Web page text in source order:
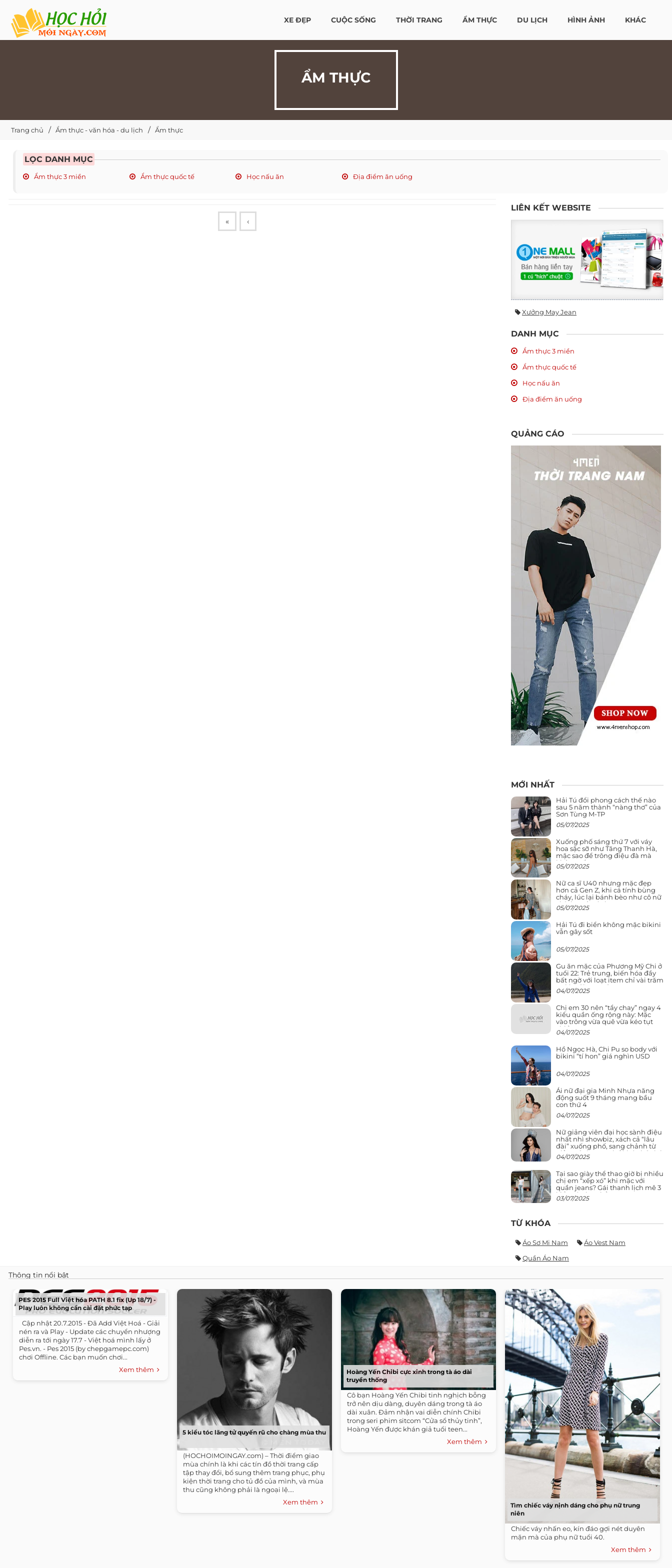
XE ĐẸP CUỘC SỐNG THỜI TRANG ẨM THỰC DU LỊCH HÌNH ẢNH KHÁC
ẨM THỰC
Trang chủ Ẩm thực - văn hóa - du lịch Ẩm thực
LỌC DANH MỤC
Ẩm thực 3 miền Ẩm thực quốc tế Học nấu ăn Địa điểm ăn uống
« ‹
LIÊN KẾT WEBSITE
Xưởng May Jean
DANH MỤC
Ẩm thực 3 miền
Ẩm thực quốc tế
Học nấu ăn
Địa điểm ăn uống
QUẢNG CÁO
MỚI NHẤT
Hải Tú đổi phong cách thế nào
sau 5 năm thành “nàng thơ” của
Sơn Tùng M-TP
05/07/2025
Xuống phố sáng thứ 7 với váy
hoa sặc sỡ như Tăng Thanh Hà,
mặc sao để trông điệu đà mà
không sến
05/07/2025
Nữ ca sĩ U40 nhưng mặc đẹp
hơn cả Gen Z, khi cá tính bùng
cháy, lúc lại bánh bèo như cô nữ
chính ngôn tình
05/07/2025
Hải Tú đi biển không mặc bikini
vẫn gây sốt
05/07/2025
Gu ăn mặc của Phương Mỹ Chi ở
tuổi 22: Trẻ trung, biến hóa đầy
bất ngờ với loạt item chỉ vài trăm
nghìn đã mua được
04/07/2025
Chị em 30 nên “tẩy chay” ngay 4
kiểu quần ống rộng này: Mặc
vào trông vừa quê vừa kéo tụt
chiều cao
04/07/2025
Hồ Ngọc Hà, Chi Pu so body với
bikini “tí hon” giá nghìn USD
04/07/2025
Ái nữ đại gia Minh Nhựa năng
động suốt 9 tháng mang bầu
con thứ 4
04/07/2025
Nữ giảng viên đại học sành điệu
nhất nhì showbiz, xách cả “lâu
đài” xuống phố, sang chảnh từ
giảng đường ra phố khó ai đọ lại
04/07/2025
Tại sao giày thể thao giờ bị nhiều
chị em “xếp xó” khi mặc với
quần jeans? Gái thanh lịch mê 3
kiểu này hơn hẳn
03/07/2025
TỪ KHÓA
Áo Sơ Mi Nam
Áo Vest Nam
Quần Áo Nam
Thông tin nổi bật
PES 2015 Full Việt hóa PATH 8.1 fix (Up 18/7) -
Play luôn không cần cài đặt phức tạp
​ ​ Cập nhật 20.7.2015 - Đã Add Việt Hoá - Giải
nén ra và Play - Update các chuyển nhượng
diễn ra tới ngày 17.7 - Việt hoá mình lấy ở
Pes.vn. - Pes 2015 (by chepgamepc.com)
chơi Offline. Các bạn muốn chơi...
Xem thêm
5 kiểu tóc lãng tử quyến rũ cho chàng mùa thu
(HOCHOIMOINGAY.com) – Thời điểm giao
mùa chính là khi các tín đồ thời trang cấp
tập thay đổi, bổ sung thêm trang phục, phụ
kiện thời trang cho tủ đồ của mình, và mùa
thu cũng không phải là ngoại lệ....
Xem thêm
Hoàng Yến Chibi cực xinh trong tà áo dài
truyền thống
Cô bạn Hoàng Yến Chibi tinh nghịch bỗng
trở nên dịu dàng, duyên dáng trong tà áo
dài xuân. Đảm nhận vai diễn chính Chibi
trong seri phim sitcom “Cửa sổ thủy tinh”,
Hoàng Yến được khán giả tuổi teen...
Xem thêm
Tìm chiếc váy nịnh dáng cho phụ nữ trung
niên
Chiếc váy nhấn eo, kín đáo gợi nét duyên
mặn mà của phụ nữ tuổi 40.
Xem thêm